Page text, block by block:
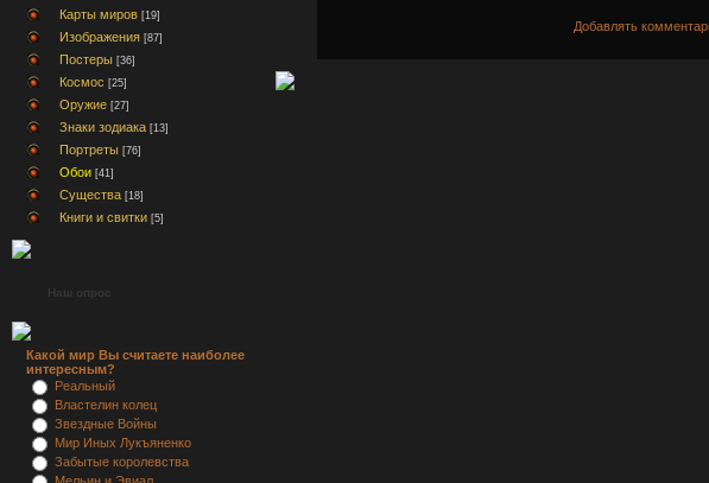
Карты миров [19]
Изображения [87]
Постеры [36]
Космос [25]
Оружие [27]
Знаки зодиака [13]
Портреты [76]
Обои [41]
Существа [18]
Книги и свитки [5]
Наш опрос
Какой мир Вы считаете наиболее
интересным?
Реальный
Властелин колец
Звездные Войны
Мир Иных Лукъяненко
Забытые королевства
Добавлять